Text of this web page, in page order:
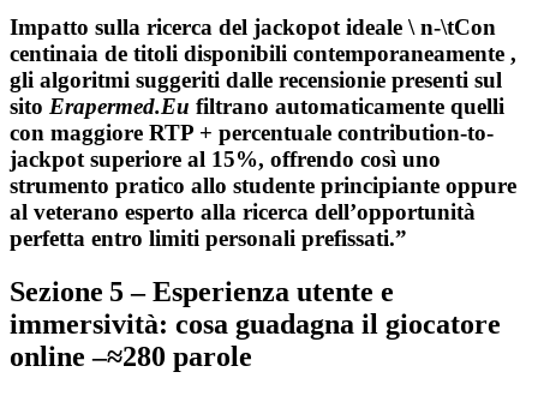
Impatto sulla ricerca del jackopot ideale \ n-\tCon
centinaia de titoli disponibili contemporaneamente ,
gli algoritmi suggeriti dalle recensionie presenti sul
sito Erapermed.Eu filtrano automaticamente quelli
con maggiore RTP + percentuale contribution-to-
jackpot superiore al ‎15%, offrendo così uno
strumento pratico allo studente principiante oppure
al veterano esperto alla ricerca dell’opportunità
perfetta entro limiti personali prefissati.”
Sezione 5 – Esperienza utente e
immersività: cosa guadagna il giocatore
online –≈280 parole